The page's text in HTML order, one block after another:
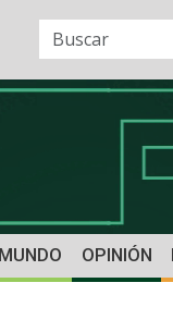
MUNDO OPINIÓN